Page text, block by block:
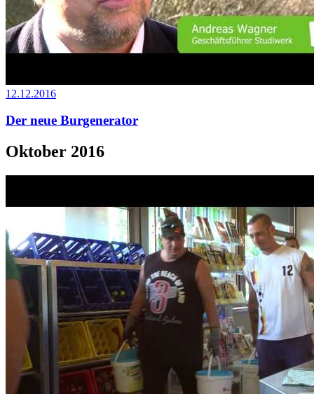
12.12.2016
Der neue Burgenerator
Oktober 2016